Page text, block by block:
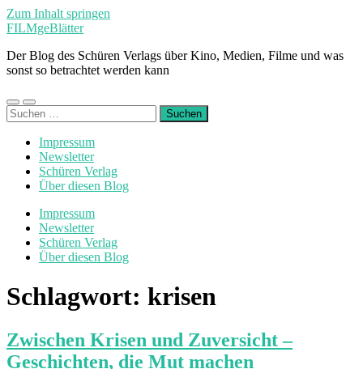
Zum Inhalt springen
FILMgeBlätter
Der Blog des Schüren Verlags über Kino, Medien, Filme und was
sonst so betrachtet werden kann
Mobile-
Menü
Suchfeld
ein-/ausblenden
Suchen
nach:
Impressum
Newsletter
Schüren Verlag
Über diesen Blog
Impressum
Newsletter
Schüren Verlag
Über diesen Blog
Schlagwort: krisen
Zwischen Krisen und Zuversicht –
Geschichten, die Mut machen